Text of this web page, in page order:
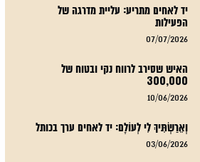
יד לאחים מתריע: עליית מדרגה של
הפעילות
07/07/2026
האיש שסירב לרווח נקי ובטוח של
300,000
10/06/2026
וְאֵרַשְׂתִּיךְ לִי לְעוֹלָם: יד לאחים ערך בכותל
03/06/2026